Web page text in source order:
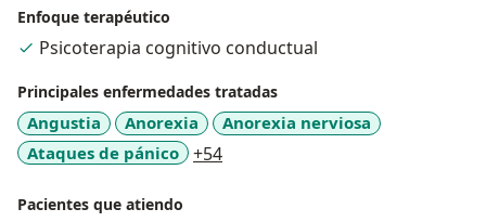
Enfoque terapéutico
Psicoterapia cognitivo conductual
Principales enfermedades tratadas
Angustia Anorexia
Anorexia nerviosa
Ataques de pánico
+54a11y_sr_more_diseases
Pacientes que atiendo